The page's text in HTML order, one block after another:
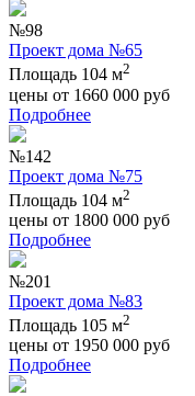
№98
Проект дома №65
Площадь 104 м2
цены от 1660 000 руб
Подробнее
№142
Проект дома №75
Площадь 104 м2
цены от 1800 000 руб
Подробнее
№201
Проект дома №83
Площадь 105 м2
цены от 1950 000 руб
Подробнее